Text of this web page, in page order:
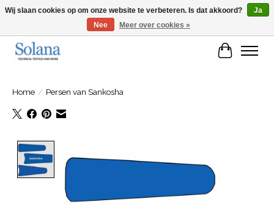
Website voor zakelijke klanten
Home / Persen van Sankosha
Wij slaan cookies op om onze website te verbeteren. Is dat akkoord?
Ja
Nee
Meer over cookies »